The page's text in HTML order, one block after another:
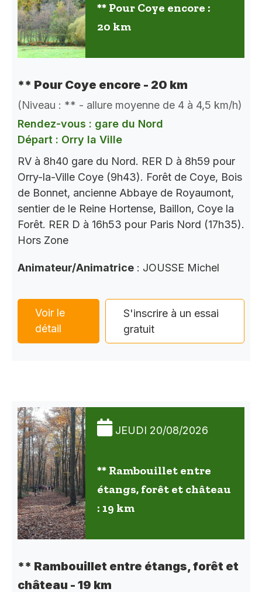
** Pour Coye encore :
20 km
** Pour Coye encore - 20 km
(Niveau : ** - allure moyenne de 4 à 4,5 km/h)
Rendez-vous : gare du Nord
Départ : Orry la Ville
RV à 8h40 gare du Nord. RER D à 8h59 pour
Orry-la-Ville Coye (9h43). Forêt de Coye, Bois
de Bonnet, ancienne Abbaye de Royaumont,
sentier de le Reine Hortense, Baillon, Coye la
Forêt. RER D à 16h53 pour Paris Nord (17h35).
Hors Zone
Animateur/Animatrice : JOUSSE Michel
Voir le
détail
S'inscrire à un essai
gratuit
JEUDI 20/08/2026
** Rambouillet entre
étangs, forêt et château
: 19 km
** Rambouillet entre étangs, forêt et
château - 19 km